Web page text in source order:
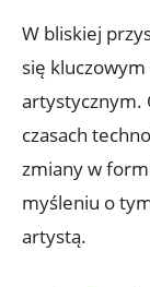
W bliskiej
się
artystycznym.
czasach
zmiany w
myśleniu o
artystą.